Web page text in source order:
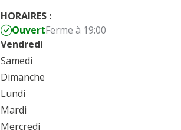
HORAIRES :
OuvertFerme à 19:00
Vendredi
Samedi
Dimanche
Lundi
Mardi
Mercredi